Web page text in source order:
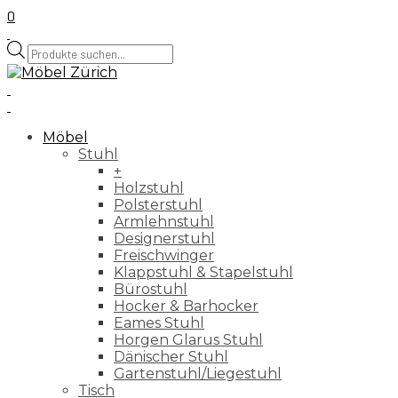
0
Products
search
Möbel
Stuhl
+
Holzstuhl
Polsterstuhl
Armlehnstuhl
Designerstuhl
Freischwinger
Klappstuhl & Stapelstuhl
Bürostuhl
Hocker & Barhocker
Eames Stuhl
Horgen Glarus Stuhl
Dänischer Stuhl
Gartenstuhl/Liegestuhl
Tisch